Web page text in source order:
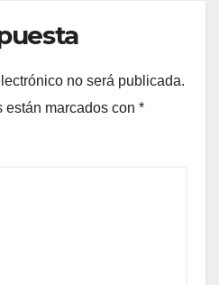
no será publicada.
están marcados con *